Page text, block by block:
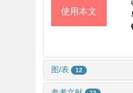
使用本文
图/表 12